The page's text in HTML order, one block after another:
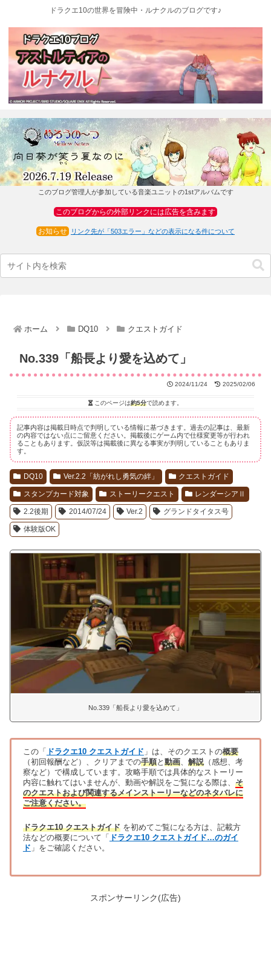
ドラクエ10の世界を冒険中・ルナクルのブログです♪
このブログ管理人が参加している音楽ユニットの1stアルバムです
このブログからの外部リンクには広告を含みます
お知らせ リンク先が「503エラー」などの表示になる件について
ホーム DQ10 クエストガイド
No.339「船長より愛を込めて」
2024/11/24 2025/02/06
このページは約5分で読めます。
記事内容は掲載日時点で判明している情報に基づきます。過去の記事は、最新
の内容ではない点にご留意ください。掲載後にゲーム内で仕様変更等が行われ
ることもあります。仮説等は掲載後に異なる事実が判明していることもありま
す。
DQ10 Ver.2.2「紡がれし勇気の絆」 クエストガイド
スタンプカード対象 ストーリークエスト レンダーシアⅡ
2.2後期 2014/07/24 Ver.2 グランドタイタス号
体験版OK
No.339「船長より愛を込めて」
この「 ドラクエ10 クエストガイド 」は、そのクエストの概要
（初回報酬など）、クリアまでの手順と 動画、 解説（感想、考
察など）で構成しています。攻略手順では具体的なストーリー
内容に触れてはいませんが、動画や解説をご覧になる際は、 そ
のクエストおよび関連するメインストーリーなどのネタバレに
ご注意ください。
ドラクエ10 クエストガイドを初めてご覧になる方は、記載方
法などの概要について「
ドラクエ10 クエストガイド…のガイ
ド 」をご確認ください。
スポンサーリンク(広告)